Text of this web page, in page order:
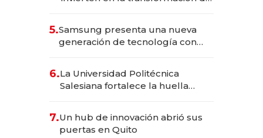
5.Samsung presenta una nueva
generación de tecnología con
6.La Universidad Politécnica
Salesiana fortalece la huella
7.Un hub de innovación abrió sus
puertas en Quito